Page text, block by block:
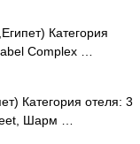
Категория
Complex …
Категория отеля: 3
Шарм …